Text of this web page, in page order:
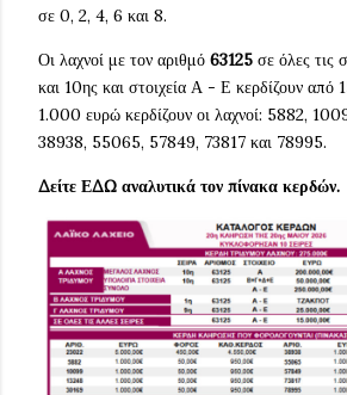
σε 0, 2, 4, 6 και 8.
Οι λαχνοί με τον αριθμό 63125 σε όλες τις
και 10ης και στοιχεία Α - Ε κερδίζουν
1.000 ευρώ κερδίζουν οι λαχνοί: 5882,
38938, 55065, 57849, 73817 και 78995.
Δείτε ΕΔΩ αναλυτικά τον πίνακα κερδών.